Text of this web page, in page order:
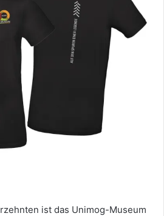
ist das Unimog-Museum